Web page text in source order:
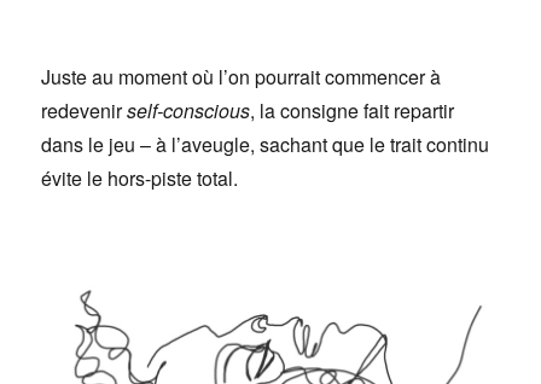
Juste au moment où l’on pourrait commencer à
redevenirself-conscious, la consigne fait repartir
dans le jeu – à l’aveugle, sachant que le trait continu
évite le hors-piste total.